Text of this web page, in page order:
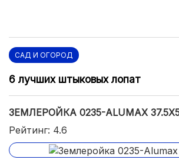
САД И ОГОРОД
6 лучших штыковых лопат
ЗЕМЛЕРОЙКА 0235-ALUMAX
Рейтинг: 4.6